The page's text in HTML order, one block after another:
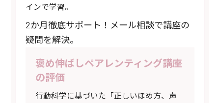
インで学習。
2か月徹底サポート！メール相談で講座の
疑問を解決。
褒め伸ばしペアレンティング講座
の評価
行動科学に基づいた「正しいほめ方、声